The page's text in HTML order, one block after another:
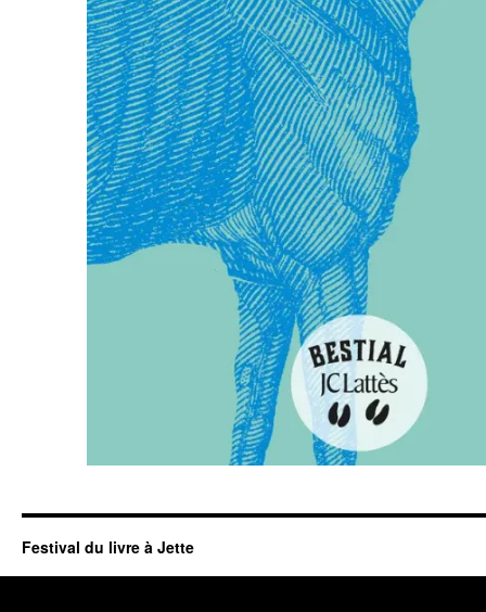
Festival du livre à Jette